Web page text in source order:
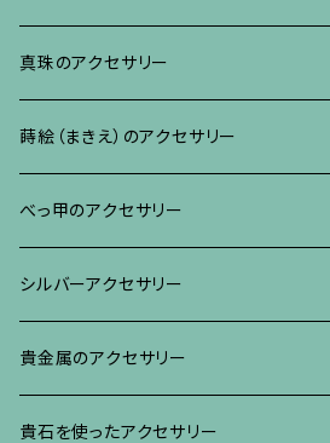
ブレスレット、バングル、その他
ネックレス・ペンダント
リング
ブレスレット・バングル、その他
イヤリング・ピアス
ネックレス、ペンダント
ブレスレット、その他
ブローチ
イヤリング・ピアス
ネックレス、ペンダント
リング
ブレスレット、その他
真珠のアクセサリー
ブローチ
イヤリング・ピアス
ネックレス、ペンダント
リング
ブレスレット、その他
蒔絵（まきえ）のアクセサリー
べっ甲に蒔絵のアクセサリー
ブローチ
イヤリング・ピアス
真珠に蒔絵のアクセサリー
ブローチ
イヤリング、ピアス
水晶に蒔絵のアクセサリー
ブローチ
朴の木やポプラに蒔絵のアクセサリー
べっ甲のアクセサリー
ブローチ
イヤリング、ピアス
ネックレス、ペンダント
シルバーアクセサリー
ブローチ
イヤリング、ピアス
貴金属のアクセサリー
ブローチ
貴石を使ったアクセサリー